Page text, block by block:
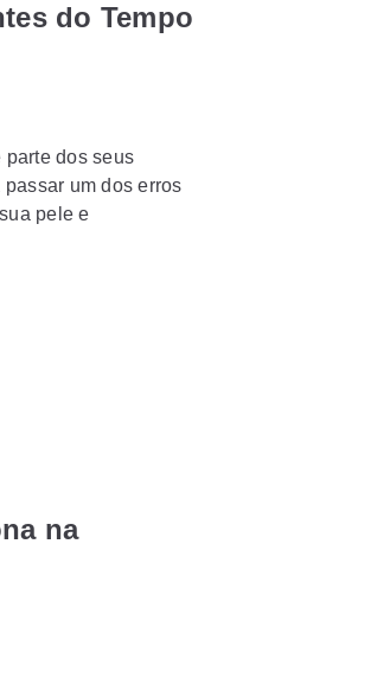
do Tempo
parte dos seus
um dos erros
pele e
na